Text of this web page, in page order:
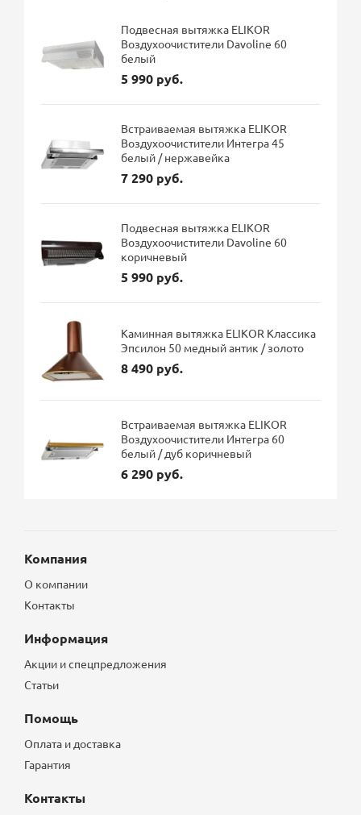
Подвесная вытяжка ELIKOR
Воздухоочистители Davoline 60
белый
5 990 руб.
Встраиваемая вытяжка ELIKOR
Воздухоочистители Интегра 45
белый / нержавейка
7 290 руб.
Подвесная вытяжка ELIKOR
Воздухоочистители Davoline 60
коричневый
5 990 руб.
Каминная вытяжка ELIKOR Классика
Эпсилон 50 медный антик / золото
8 490 руб.
Встраиваемая вытяжка ELIKOR
Воздухоочистители Интегра 60
белый / дуб коричневый
6 290 руб.
Компания
О компании
Контакты
Информация
Акции и спецпредложения
Статьи
Помощь
Оплата и доставка
Гарантия
Контакты